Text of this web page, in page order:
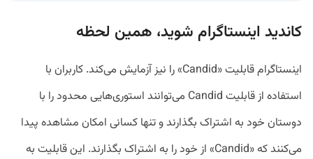
کاندید اینستاگرام شوید، همین لحظه
اینستاگرام قابلیت «Candid» را نیز آزمایش می‌کند. کاربران با
استفاده از قابلیت Candid می‌توانند استوری‌هایی محدود را با
دوستان خود به اشتراک بگذارند و تنها کسانی امکان مشاهده پیدا
می‌کنند که «Candid» از خود را به اشتراک بگذارند. این قابلیت به